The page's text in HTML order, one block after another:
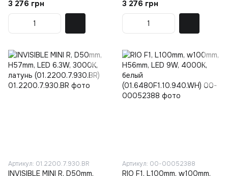
3 276 грн 3 276 грн
Артикул: 01.2200.7.930.BR
INVISIBLE MINI R, D50mm,
Артикул: 00-00052388
RIO F1, L100mm, w100mm,